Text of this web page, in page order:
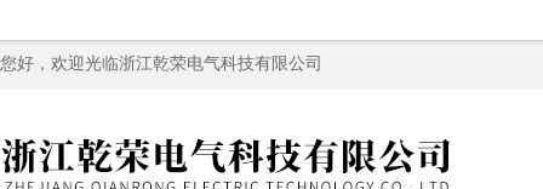
您好，欢迎光临浙江乾荣电气科技有限公司